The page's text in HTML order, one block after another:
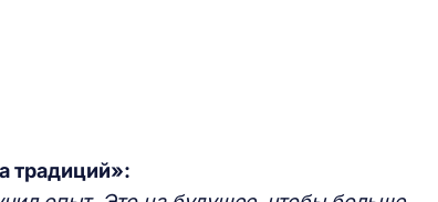
традиций»: